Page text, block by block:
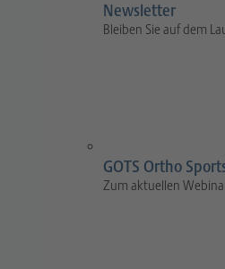
Newsletter
Bleiben Sie auf dem
GOTS Ortho
Zum aktuellen